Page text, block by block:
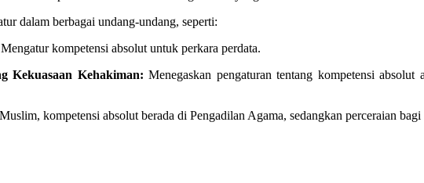
dalam berbagai undang-undang, seperti:
Mengatur kompetensi absolut untuk perkara perdata.
Kekuasaan Kehakiman: Menegaskan pengaturan tentang kompetensi
kompetensi absolut berada di Pengadilan Agama, sedangkan perceraian